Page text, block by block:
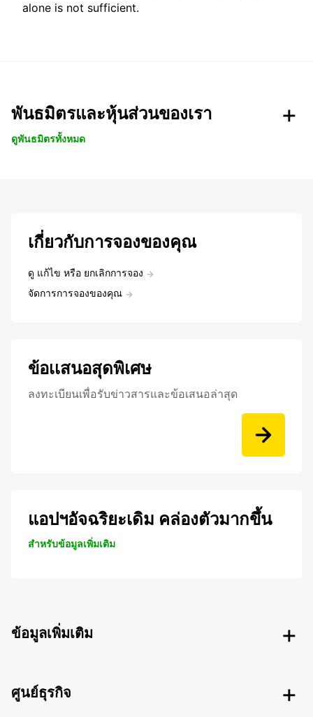
alone is not sufficient.
พันธมิตรและหุ้นส่วนของเรา
ดูพันธมิตรทั้งหมด
เกี่ยวกับการจองของคุณ
ดู แก้ไข หรือ ยกเลิกการจอง
จัดการการจองของคุณ
ข้อเเสนอสุดพิเศษ
ลงทะเบียนเพื่อรับข่าวสารและข้อเสนอล่าสุด
แอปฯอัจฉริยะเดิม คล่องตัวมากขึ้น
สำหรับข้อมูลเพิ่มเติม
ข้อมูลเพิ่มเติม
ศูนย์ธุรกิจ